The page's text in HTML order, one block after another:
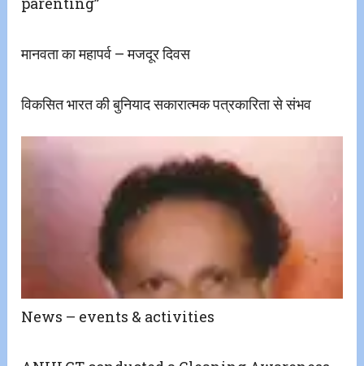
मानवता का महापर्व – मजदूर दिवस
विकसित भारत की‌ बुनियाद सकारात्मक पत्रकारिता से संभव
News – events & activities